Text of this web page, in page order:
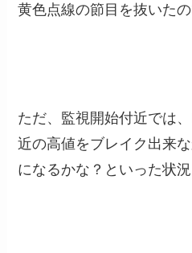
黄色点線の節目を抜いた
ただ、監視開始付近では
近の高値をブレイク出来
になるかな？といった状況